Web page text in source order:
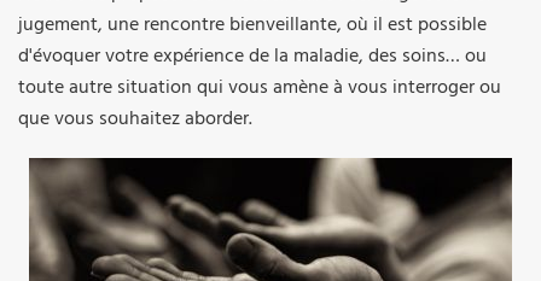
jugement, une rencontre bienveillante, où il est possible
d'évoquer votre expérience de la maladie, des soins… ou
toute autre situation qui vous amène à vous interroger ou
que vous souhaitez aborder.